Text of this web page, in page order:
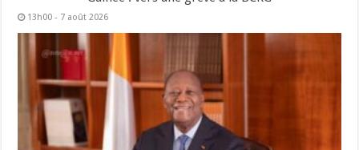
13h00 - 7 août 2026